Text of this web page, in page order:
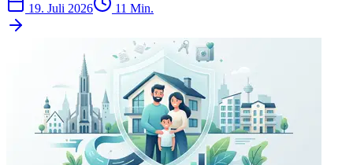
19. Juli 2026 11 Min.